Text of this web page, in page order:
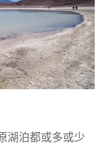
湖泊都或多或少